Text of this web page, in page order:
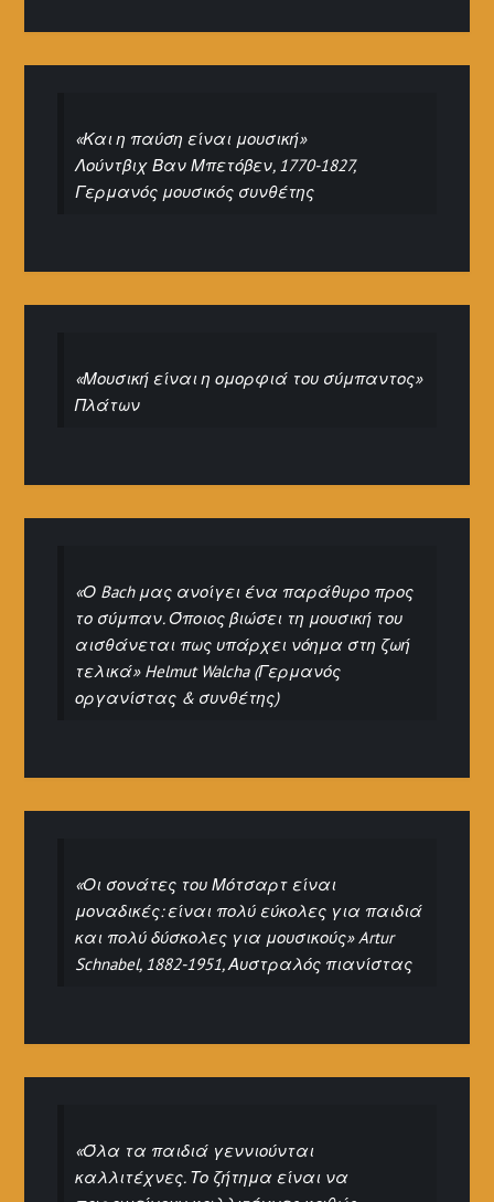
«Και η παύση είναι μουσική»
Λούντβιχ Βαν Μπετόβεν, 1770-1827,
Γερμανός μουσικός συνθέτης
«Μουσική είναι η ομορφιά του σύμπαντος»
Πλάτων
«Ο Bach μας ανοίγει ένα παράθυρο προς
το σύμπαν. Όποιος βιώσει τη μουσική του
αισθάνεται πως υπάρχει νόημα στη ζωή
τελικά» Helmut Walcha (Γερμανός
οργανίστας & συνθέτης)
«Οι σονάτες του Μότσαρτ είναι
μοναδικές: είναι πολύ εύκολες για παιδιά
και πολύ δύσκολες για μουσικούς» Artur
Schnabel, 1882-1951, Αυστραλός πιανίστας
«Όλα τα παιδιά γεννιούνται
καλλιτέχνες. Το ζήτημα είναι να